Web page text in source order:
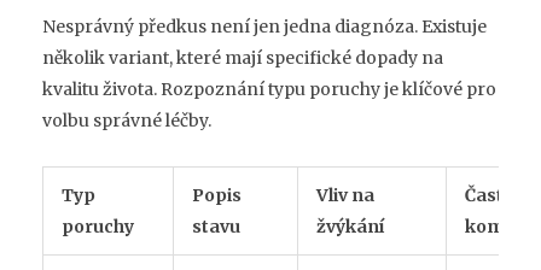
Nesprávný předkus není jen jedna diagnóza. Existuje
několik variant, které mají specifické dopady na
kvalitu života. Rozpoznání typu poruchy je klíčové pro
volbu správné léčby.
Typ
poruchy
Popis
stavu
Vliv na
žvýkání
Časté